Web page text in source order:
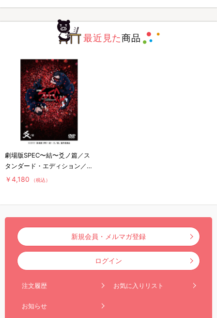
最近見た商品
劇場版SPEC〜結〜爻ノ篇／ス
タンダード・エディション／
DVD（2枚組）
￥4,180 （税込）
新規会員・メルマガ登録
ログイン
注文履歴 お気に入りリスト
お知らせ